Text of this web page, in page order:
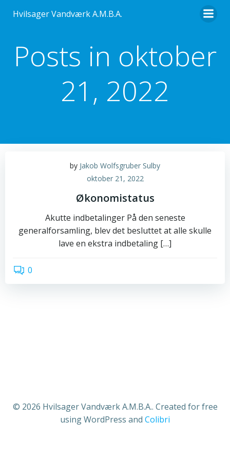
til
Hvilsager Vandværk A.M.B.A.
Posts in oktober
21, 2022
by Jakob Wolfsgruber Sulby
oktober 21, 2022
Økonomistatus
Akutte indbetalinger På den seneste
generalforsamling, blev det besluttet at alle skulle
lave en ekstra indbetaling […]
0
© 2026 Hvilsager Vandværk A.M.B.A.. Created for free
using WordPress and Colibri